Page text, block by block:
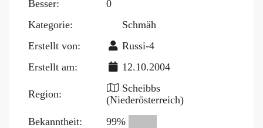
Besser:
0
Kategorie:
Schmäh
Erstellt von:
Russi-4
Erstellt am:
12.10.2004
Region:
Scheibbs
(Niederösterreich)
Bekanntheit:
99%